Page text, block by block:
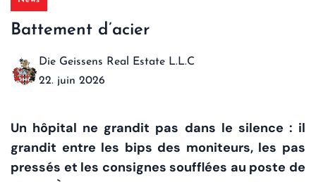
Battement d’acier
Die Geissens Real Estate L.L.C
22. juin 2026
Un hôpital ne grandit pas dans le silence : il
grandit entre les bips des moniteurs, les pas
pressés et les consignes soufflées au poste de